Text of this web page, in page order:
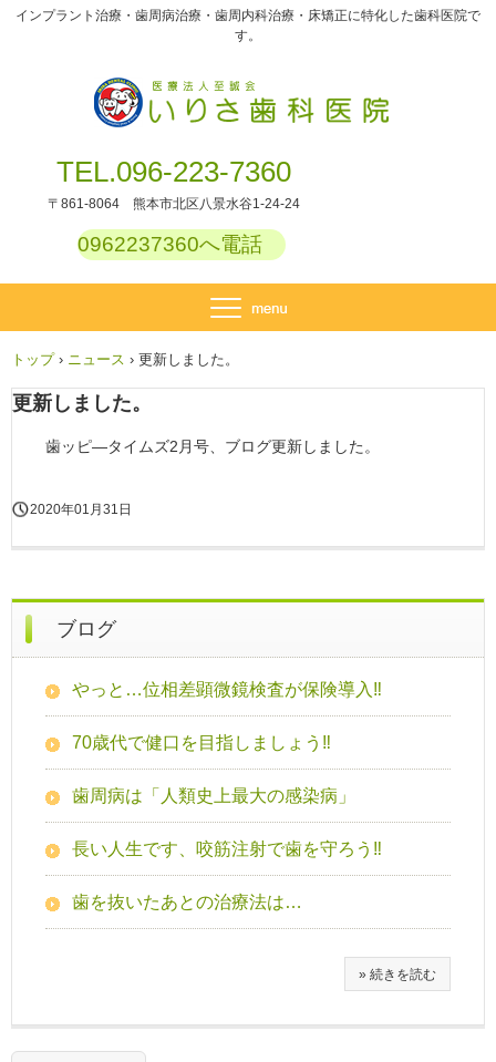
インプラント治療・歯周病治療・歯周内科治療・床矯正に特化した歯科医院で
す。
TEL.096-223-7360
〒861-8064 熊本市北区八景水谷1-24-24
0962237360へ電話
トップ › ニュース › 更新しました。
更新しました。
歯ッピ―タイムズ2月号、ブログ更新しました。
2020年01月31日
ブログ
やっと…位相差顕微鏡検査が保険導入‼
70歳代で健口を目指しましょう‼
歯周病は「人類史上最大の感染病」
長い人生です、咬筋注射で歯を守ろう‼
歯を抜いたあとの治療法は…
» 続きを読む